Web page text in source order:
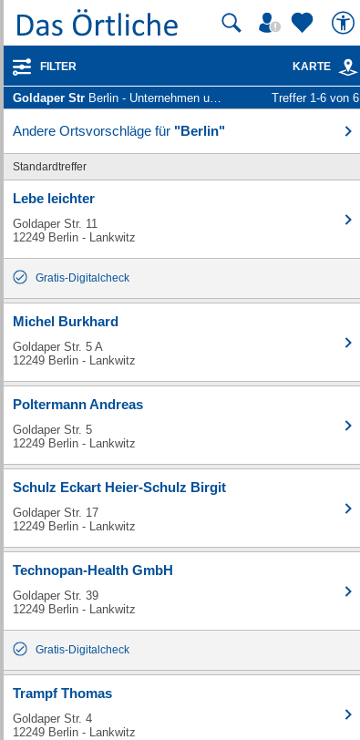
FILTER KARTE
Goldaper Str Berlin - Unternehmen und Personen Treffer 1-6 von 6
Andere Ortsvorschläge für "Berlin"
Standardtreffer
Lebe leichter
Goldaper Str. 11
12249 Berlin - Lankwitz
Gratis-Digitalcheck
Michel Burkhard
Goldaper Str. 5 A
12249 Berlin - Lankwitz
Poltermann Andreas
Goldaper Str. 5
12249 Berlin - Lankwitz
Schulz Eckart Heier-Schulz Birgit
Goldaper Str. 17
12249 Berlin - Lankwitz
Technopan-Health GmbH
Goldaper Str. 39
12249 Berlin - Lankwitz
Gratis-Digitalcheck
Trampf Thomas
Goldaper Str. 4
12249 Berlin - Lankwitz